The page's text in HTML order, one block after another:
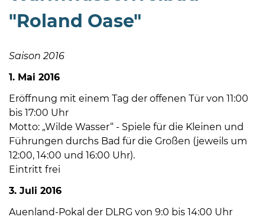
04192-
Mo,
Di,
Fr
08
Uhr
Do
"Roland Oase"
Saison 2016
1. Mai 2016
Eröffnung mit einem Tag der offenen Tür von 11:00
bis 17:00 Uhr
Motto: „Wilde Wasser“ - Spiele für die Kleinen und
Führungen durchs Bad für die Großen (jeweils um
12:00, 14:00 und 16:00 Uhr).
Eintritt frei
3. Juli 2016
Auenland-Pokal der DLRG von 9:0 bis 14:00 Uhr